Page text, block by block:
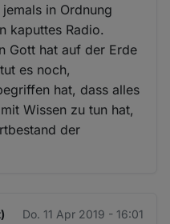
in Ordnung
kaputtes Radio.
Gott hat auf der Erde
es noch,
hat, dass alles
Wissen zu tun hat,
der
Do. 11 Apr 2019 - 16:01